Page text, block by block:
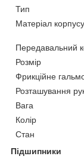
Тип
Матеріал корпусу
Передавальний
Розмір
Фрикційне
Розташування
Вага
Колір
Стан
Підшипники